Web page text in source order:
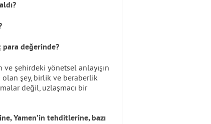
para değerinde?
ve şehirdeki yönetsel anlayışın
olan şey, birlik ve beraberlik
değil, uzlaşmacı bir
Yamen’in tehditlerine, bazı